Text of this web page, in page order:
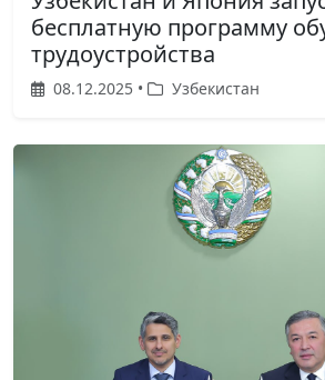
бесплатную программу
трудоустройства
08.12.2025 • Узбекистан